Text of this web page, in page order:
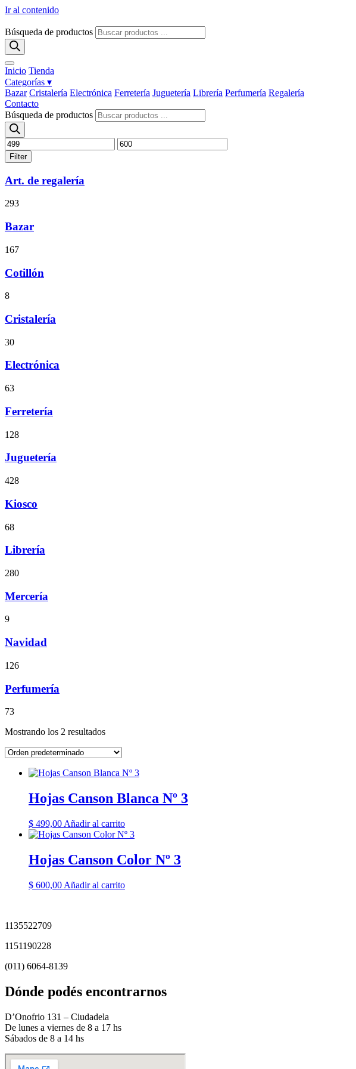
Ir al contenido
Búsqueda de productos
Inicio Tienda
Categorías ▾
Bazar Cristalería Electrónica Ferretería Juguetería Librería Perfumería Regalería
Contacto
Búsqueda de productos
Filter
Art. de regalería
293
Bazar
167
Cotillón
8
Cristalería
30
Electrónica
63
Ferretería
128
Juguetería
428
Kiosco
68
Librería
280
Mercería
9
Navidad
126
Perfumería
73
Mostrando los 2 resultados
Hojas Canson Blanca Nº 3
$ 499,00 Añadir al carrito
Hojas Canson Color Nº 3
$ 600,00 Añadir al carrito
1135522709
1151190228
(011) 6064-8139
Dónde podés encontrarnos
D’Onofrio 131 – Ciudadela
De lunes a viernes de 8 a 17 hs
Sábados de 8 a 14 hs